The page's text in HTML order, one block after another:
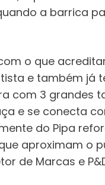
a barrica
o que
e também já
com 3 grandes
e se conecta
do Pipa
aproximam o
de Marcas e